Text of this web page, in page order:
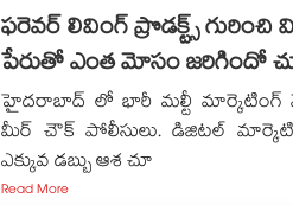
ఫరెవర్ లివింగ్ ప్రొడక్ట్స్
పేరుతో ఎంత మోసం జరిగిందో
హైదరాబాద్ లో భారీ మల్టీ మార్కెటింగ్
మీర్ చౌక్ పోలీసులు. డిజిటల్
ఎక్కువ డబ్బు ఆశ చూ
Read More